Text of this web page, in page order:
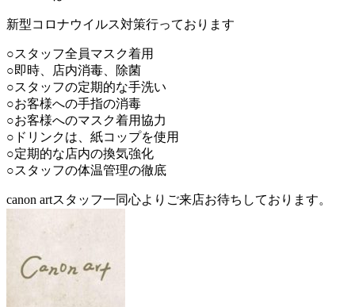
新型コロナウイルス対策行っております
○スタッフ全員マスク着用
○即時、店内消毒、除菌
○スタッフの定期的な手洗い
○お客様への手指の消毒
○お客様へのマスク着用協力
○ドリンクは、紙コップを使用
○定期的な店内の換気強化
○スタッフの体温管理の徹底
canon artスタッフ一同心よりご来店お待ちしております。